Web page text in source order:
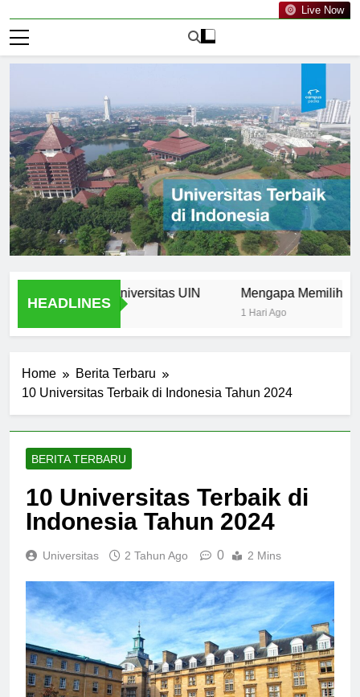
Live Now
HEADLINES
from Universitas UIN Mengapa Memilih
1 Hari Ago
Home
Berita Terbaru
10 Universitas Terbaik di Indonesia Tahun 2024
BERITA TERBARU
10 Universitas Terbaik di
Indonesia Tahun 2024
Universitas 2 Tahun Ago 0 2 Mins